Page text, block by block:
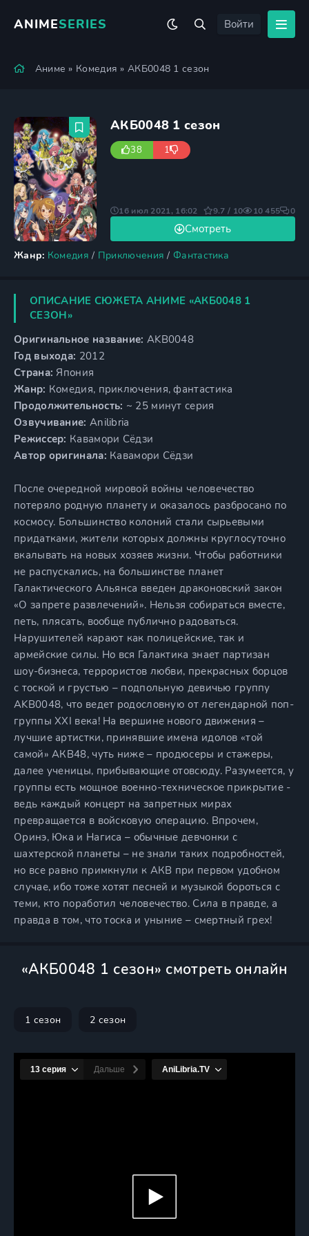
ANIMESERIES Войти
Аниме » Комедия » АКБ0048 1 сезон
АКБ0048 1 сезон
38 1
Жанр: Комедия / Приключения / Фантастика
Смотреть
16 июл 2021, 16:02 9.7 / 10 10 455 0
ОПИСАНИЕ СЮЖЕТА АНИМЕ «АКБ0048 1
СЕЗОН»
Оригинальное название: AKB0048
Год выхода: 2012
Страна: Япония
Жанр: Комедия, приключения, фантастика
Продолжительность: ~ 25 минут серия
Озвучивание: Anilibria
Режиссер: Кавамори Сёдзи
Автор оригинала: Кавамори Сёдзи
После очередной мировой войны человечество
потеряло родную планету и оказалось разбросано по
космосу. Большинство колоний стали сырьевыми
придатками, жители которых должны круглосуточно
вкалывать на новых хозяев жизни. Чтобы работники
не распускались, на большинстве планет
Галактического Альянса введен драконовский закон
«О запрете развлечений». Нельзя собираться вместе,
петь, плясать, вообще публично радоваться.
Нарушителей карают как полицейские, так и
армейские силы. Но вся Галактика знает партизан
шоу-бизнеса, террористов любви, прекрасных борцов
с тоской и грустью – подпольную девичью группу
AKB0048, что ведет родословную от легендарной поп-
группы XXI века! На вершине нового движения –
лучшие артистки, принявшие имена идолов «той
самой» АКВ48, чуть ниже – продюсеры и стажеры,
далее ученицы, прибывающие отовсюду. Разумеется, у
группы есть мощное военно-техническое прикрытие -
ведь каждый концерт на запретных мирах
превращается в войсковую операцию. Впрочем,
Оринэ, Юка и Нагиса – обычные девчонки с
шахтерской планеты – не знали таких подробностей,
но все равно примкнули к АКВ при первом удобном
случае, ибо тоже хотят песней и музыкой бороться с
теми, кто поработил человечество. Сила в правде, а
правда в том, что тоска и уныние – смертный грех!
«АКБ0048 1 сезон» смотреть онлайн
1 сезон 2 сезон